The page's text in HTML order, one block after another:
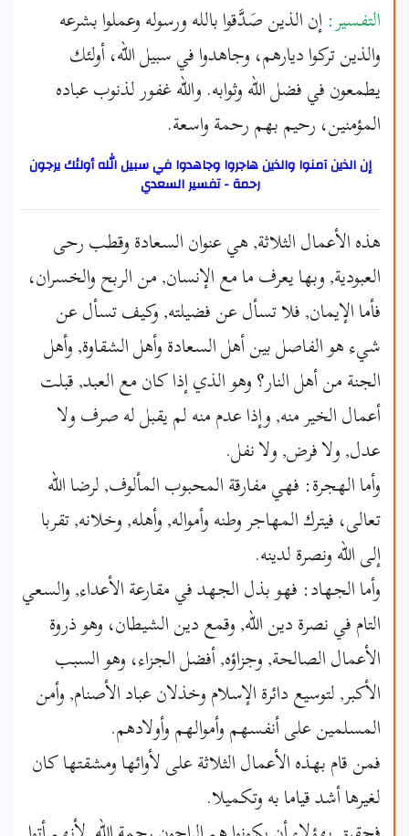
التفسير: إن الذين صَدَّقوا بالله ورسوله وعملوا بشرعه
والذين تركوا ديارهم، وجاهدوا في سبيل الله، أولئك
يطمعون في فضل الله وثوابه. والله غفور لذنوب عباده
المؤمنين، رحيم بهم رحمة واسعة.
إن الذين آمنوا والذين هاجروا وجاهدوا في سبيل الله أولئك يرجون
رحمة - تفسير السعدي
هذه الأعمال الثلاثة, هي عنوان السعادة وقطب رحى
العبودية, وبها يعرف ما مع الإنسان, من الربح والخسران،
فأما الإيمان, فلا تسأل عن فضيلته, وكيف تسأل عن
شيء هو الفاصل بين أهل السعادة وأهل الشقاوة, وأهل
الجنة من أهل النار؟ وهو الذي إذا كان مع العبد, قبلت
أعمال الخير منه, وإذا عدم منه لم يقبل له صرف ولا
عدل, ولا فرض, ولا نفل.
وأما الهجرة: فهي مفارقة المحبوب المألوف, لرضا الله
تعالى، فيترك المهاجر وطنه وأمواله, وأهله, وخلانه, تقربا
إلى الله ونصرة لدينه.
وأما الجهاد: فهو بذل الجهد في مقارعة الأعداء, والسعي
التام في نصرة دين الله, وقمع دين الشيطان، وهو ذروة
الأعمال الصالحة, وجزاؤه, أفضل الجزاء، وهو السبب
الأكبر, لتوسيع دائرة الإسلام وخذلان عباد الأصنام, وأمن
المسلمين على أنفسهم وأموالهم وأولادهم.
فمن قام بهذه الأعمال الثلاثة على لأوائها ومشقتها كان
لغيرها أشد قياما به وتكميلا.